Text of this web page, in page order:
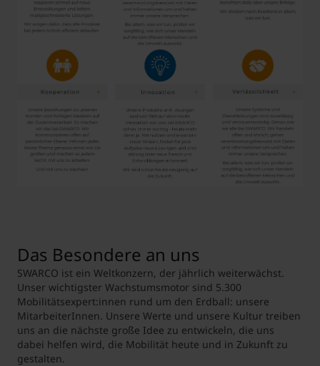
MCI Career Portal * Swarco-Jobportal
*mit Jobangeboten von Swarco
Das Besondere an uns
SWARCO ist ein Weltkonzern, der jährlich weiterwächst.
Unser wichtigster Wachstumsmotor sind 5.300
Mobilitätsexpert:innen rund um den Erdball: unsere
MitarbeiterInnen. Unsere Werte und unsere Kultur treiben
uns an die nächste große Idee zu entwickeln, die uns
dabei helfen wird, die Mobilität heute und in Zukunft zu
gestalten.